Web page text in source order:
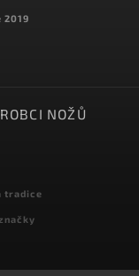
2019
NOŽŮ
tradice